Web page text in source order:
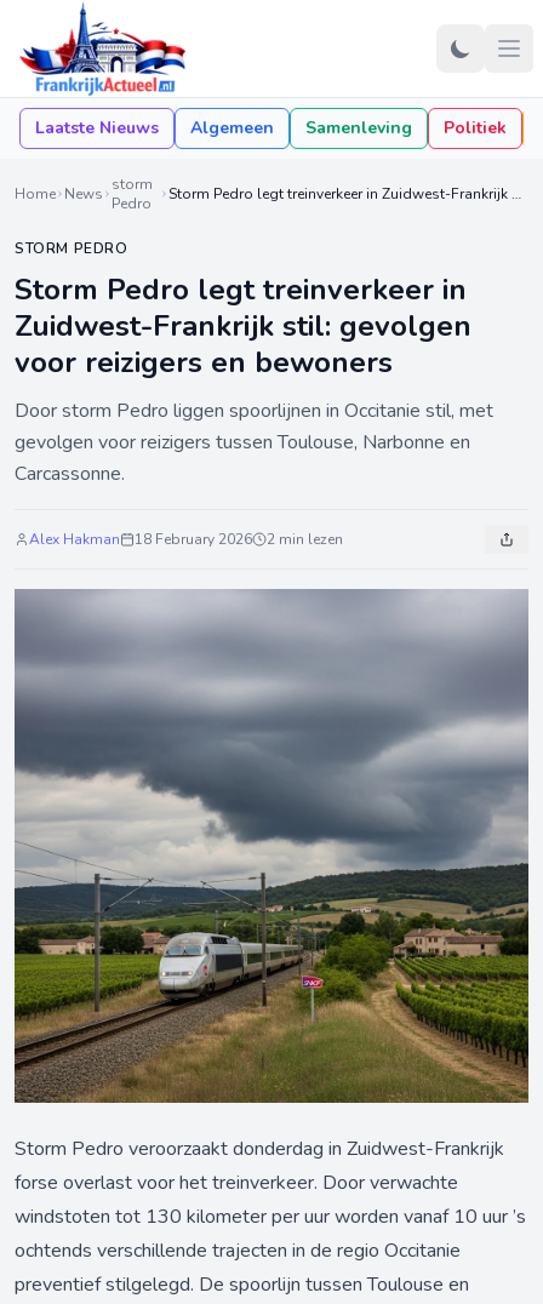
Laatste Nieuws Algemeen Samenleving Politiek
Home News storm
Pedro
Storm Pedro legt treinverkeer in Zuidwest-Frankrijk stil: gevolgen voor reizigers en bewoners
STORM PEDRO
Storm Pedro legt treinverkeer in
Zuidwest-Frankrijk stil: gevolgen
voor reizigers en bewoners
Door storm Pedro liggen spoorlijnen in Occitanie stil, met
gevolgen voor reizigers tussen Toulouse, Narbonne en
Carcassonne.
Alex Hakman 18 February 2026 2 min lezen
Storm Pedro veroorzaakt donderdag in Zuidwest-Frankrijk
forse overlast voor het treinverkeer. Door verwachte
windstoten tot 130 kilometer per uur worden vanaf 10 uur ’s
ochtends verschillende trajecten in de regio Occitanie
preventief stilgelegd. De spoorlijn tussen Toulouse en